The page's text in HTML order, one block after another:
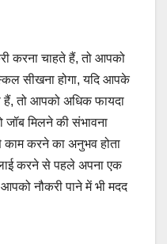
करना चाहते हैं, तो आपको
सीखना होगा, यदि आपके
तो आपको अधिक फायदा
जॉब मिलने की संभावना
करने का अनुभव होता
करने से पहले अपना एक
नौकरी पाने में भी मदद